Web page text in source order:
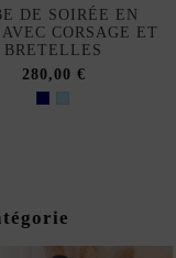
DE SOIRÉE EN
CORSAGE ET
BRETELLES
280,00 €